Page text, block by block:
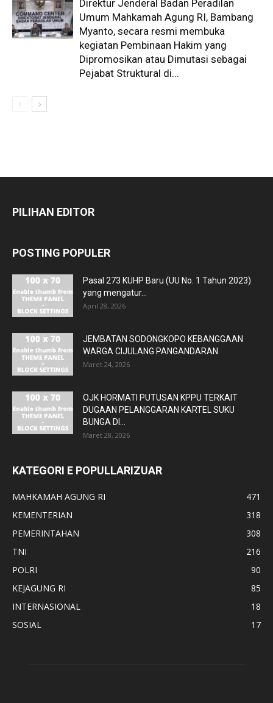
Direktur Jenderal Badan Peradilan
Umum Mahkamah Agung RI, Bambang
Myanto, secara resmi membuka
kegiatan Pembinaan Hakim yang
Dipromosikan atau Dimutasi sebagai
Pejabat Struktural di...
PILIHAN EDITOR
POSTING POPULER
Pasal 273 KUHP Baru (UU No. 1 Tahun 2023)
yang mengatur...
April 28, 2026
JEMBATAN SODONGKOPO KEBANGGAAN
WARGA CIJULANG PANGANDARAN
Maret 24, 2026
OJK HORMATI PUTUSAN KPPU TERKAIT
DUGAAN PELANGGARAN KARTEL SUKU
BUNGA DI...
Maret 28, 2026
KATEGORI E POPULLARIZUAR
MAHKAMAH AGUNG RI
471
KEMENTERIAN
318
PEMERINTAHAN
308
TNI
216
POLRI
90
KEJAGUNG RI
85
INTERNASIONAL
18
SOSIAL
17